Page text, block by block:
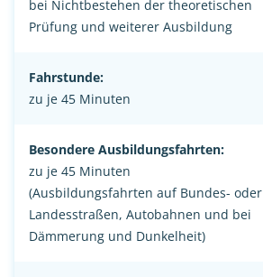
bei Nichtbestehen der theoretischen
Prüfung und weiterer Ausbildung
Fahrstunde:
zu je 45 Minuten
Besondere Ausbildungsfahrten:
zu je 45 Minuten
(Ausbildungsfahrten auf Bundes- oder
Landesstraßen, Autobahnen und bei
Dämmerung und Dunkelheit)